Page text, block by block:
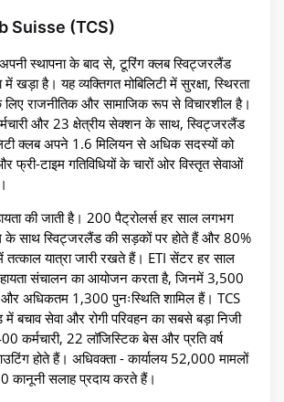
Suisse (TCS)
स्थापना के बाद से, टूरिंग क्लब स्विट्जरलैंड
खड़ा है। यह व्यक्तिगत मोबिलिटी में सुरक्षा, स्थिरता
राजनीतिक और सामाजिक रूप से विचारशील है।
और 23 क्षेत्रीय सेक्शन के साथ, स्विट्जरलैंड
क्लब अपने 1.6 मिलियन से अधिक सदस्यों को
फ्री-टाइम गतिविधियों के चारों ओर विस्तृत सेवाओं
की जाती है। 200 पैट्रोलर्स हर साल लगभग
साथ स्विट्जरलैंड की सड़कों पर होते हैं और 80%
तत्काल यात्रा जारी रखते हैं। ETI सेंटर हर साल
संचालन का आयोजन करता है, जिनमें 3,500
अधिकतम 1,300 पुनःस्थिति शामिल हैं। TCS
बचाव सेवा और रोगी परिवहन का सबसे बड़ा निजी
कर्मचारी, 22 लॉजिस्टिक बेस और प्रति वर्ष
होते हैं। अधिवक्ता - कार्यालय 52,000 मामलों
सलाह प्रदाय करते हैं।